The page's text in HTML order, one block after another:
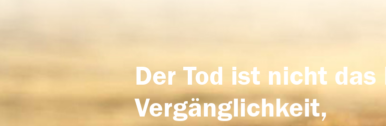
Der Tod ist nicht
Vergänglichkeit,